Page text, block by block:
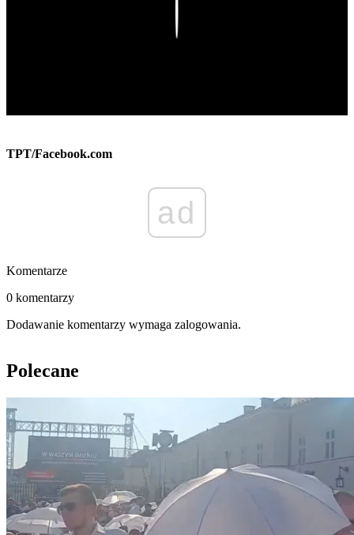
TPT/Facebook.com
ad
Komentarze
0 komentarzy
Dodawanie komentarzy wymaga zalogowania.
Polecane